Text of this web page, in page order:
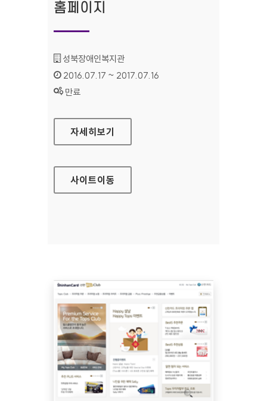
홈페이지
기관명 :
성북장애인복지관
인증기간 :
2016.07.17 ~ 2017.07.16
상태 :
만료
성북장애인복지관 대표 홈페이지
자세히보기
사이트이동